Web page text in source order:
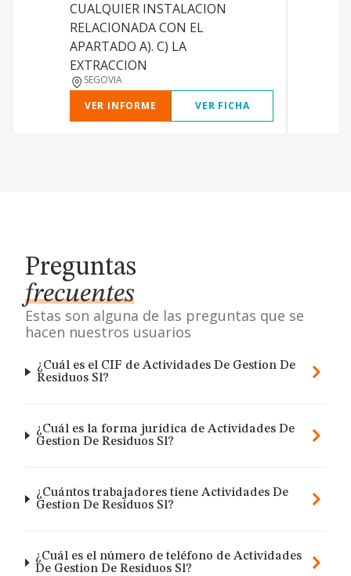
CUALQUIER INSTALACION
RELACIONADA CON EL
APARTADO A). C) LA
EXTRACCION
SEGOVIA
VER INFORME
VER FICHA
Preguntas
frecuentes
Estas son alguna de las preguntas que se
hacen nuestros usuarios
¿Cuál es el CIF de Actividades De Gestion De
Residuos Sl?
¿Cuál es la forma jurídica de Actividades De
Gestion De Residuos Sl?
¿Cuántos trabajadores tiene Actividades De
Gestion De Residuos Sl?
¿Cuál es el número de teléfono de Actividades
De Gestion De Residuos Sl?